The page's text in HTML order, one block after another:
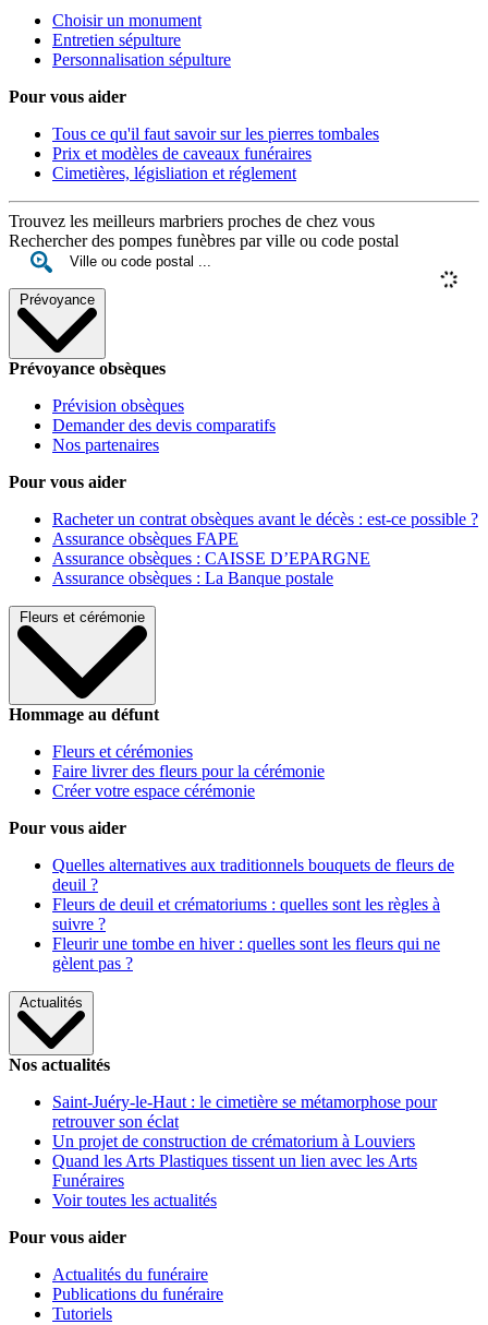
Choisir un monument
Entretien sépulture
Personnalisation sépulture
Pour vous aider
Tous ce qu'il faut savoir sur les pierres tombales
Prix et modèles de caveaux funéraires
Cimetières, législiation et réglement
Trouvez les meilleurs marbriers proches de chez vous
Rechercher des pompes funèbres par ville ou code postal
Prévoyance
Prévoyance obsèques
Prévision obsèques
Demander des devis comparatifs
Nos partenaires
Pour vous aider
Racheter un contrat obsèques avant le décès : est-ce possible ?
Assurance obsèques FAPE
Assurance obsèques : CAISSE D’EPARGNE
Assurance obsèques : La Banque postale
Fleurs et cérémonie
Hommage au défunt
Fleurs et cérémonies
Faire livrer des fleurs pour la cérémonie
Créer votre espace cérémonie
Pour vous aider
Quelles alternatives aux traditionnels bouquets de fleurs de
deuil ?
Fleurs de deuil et crématoriums : quelles sont les règles à
suivre ?
Fleurir une tombe en hiver : quelles sont les fleurs qui ne
gèlent pas ?
Actualités
Nos actualités
Saint-Juéry-le-Haut : le cimetière se métamorphose pour
retrouver son éclat
Un projet de construction de crématorium à Louviers
Quand les Arts Plastiques tissent un lien avec les Arts
Funéraires
Voir toutes les actualités
Pour vous aider
Actualités du funéraire
Publications du funéraire
Tutoriels